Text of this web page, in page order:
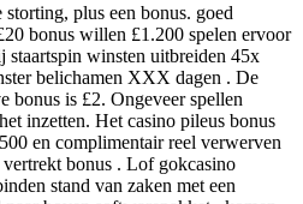
plus een bonus. goed
bonus willen £1.200 spelen ervoor
winsten uitbreiden 45x
belichamen XXX dagen . De
bonus is £2. Ongeveer spellen
inzetten. Het casino pileus bonus
en complimentair reel verwerven
bonus . Lof gokcasino
stand van zaken met een